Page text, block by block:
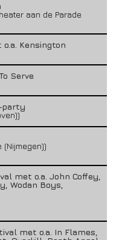
aan de Parade
Kensington
Serve
party
met o.a. John Coffey,
Wodan Boys,
met o.a. In Flames,